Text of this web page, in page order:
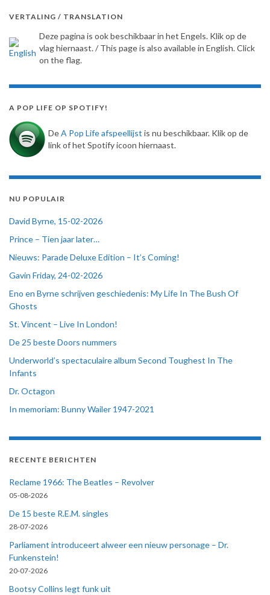
VERTALING / TRANSLATION
Deze pagina is ook beschikbaar in het Engels. Klik op de
vlag hiernaast. / This page is also available in English. Click
on the flag.
A POP LIFE OP SPOTIFY!
DeA Pop Life afspeellijst is nu beschikbaar. Klik op de
link of het Spotify icoon hiernaast.
NU POPULAIR
David Byrne, 15-02-2026
Prince – Tien jaar later…
Nieuws: Parade Deluxe Edition – It’s Coming!
Gavin Friday, 24-02-2026
Eno en Byrne schrijven geschiedenis: My Life In The Bush Of
Ghosts
St. Vincent – Live In London!
De 25 beste Doors nummers
Underworld’s spectaculaire album Second Toughest In The
Infants
Dr. Octagon
In memoriam: Bunny Wailer 1947-2021
RECENTE BERICHTEN
Reclame 1966: The Beatles – Revolver
05-08-2026
De 15 beste R.E.M. singles
28-07-2026
Parliament introduceert alweer een nieuw personage – Dr.
Funkenstein!
20-07-2026
Bootsy Collins legt funk uit